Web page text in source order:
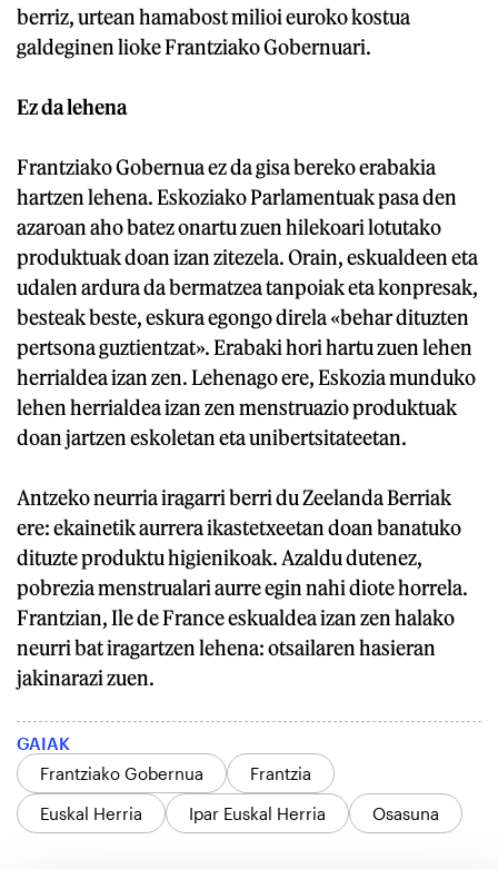
berriz, urtean hamabost milioi euroko kostua
galdeginen lioke Frantziako Gobernuari.
Ez da lehena
Frantziako Gobernua ez da gisa bereko erabakia
hartzen lehena. Eskoziako Parlamentuak pasa den
azaroan aho batez onartu zuen hilekoari lotutako
produktuak doan izan zitezela. Orain, eskualdeen eta
udalen ardura da bermatzea tanpoiak eta konpresak,
besteak beste, eskura egongo direla «behar dituzten
pertsona guztientzat». Erabaki hori hartu zuen lehen
herrialdea izan zen. Lehenago ere, Eskozia munduko
lehen herrialdea izan zen menstruazio produktuak
doan jartzen eskoletan eta unibertsitateetan.
Antzeko neurria iragarri berri du Zeelanda Berriak
ere: ekainetik aurrera ikastetxeetan doan banatuko
dituzte produktu higienikoak. Azaldu dutenez,
pobrezia menstrualari aurre egin nahi diote horrela.
Frantzian, Ile de France eskualdea izan zen halako
neurri bat iragartzen lehena: otsailaren hasieran
jakinarazi zuen.
GAIAK
Frantziako Gobernua
Frantzia
Euskal Herria
Ipar Euskal Herria Osasuna